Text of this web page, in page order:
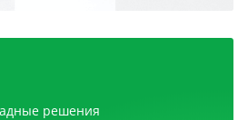
решения